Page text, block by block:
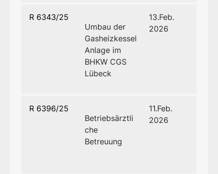
R 6343/25
Umbau der
Gasheizkessel
Anlage im
BHKW CGS
Lübeck
13.Feb.
2026
R 6396/25
Betriebsärztli
che
Betreuung
11.Feb.
2026